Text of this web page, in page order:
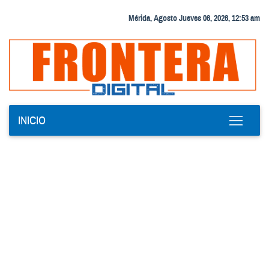
Mérida, Agosto Jueves 06, 2026, 12:53 am
INICIO